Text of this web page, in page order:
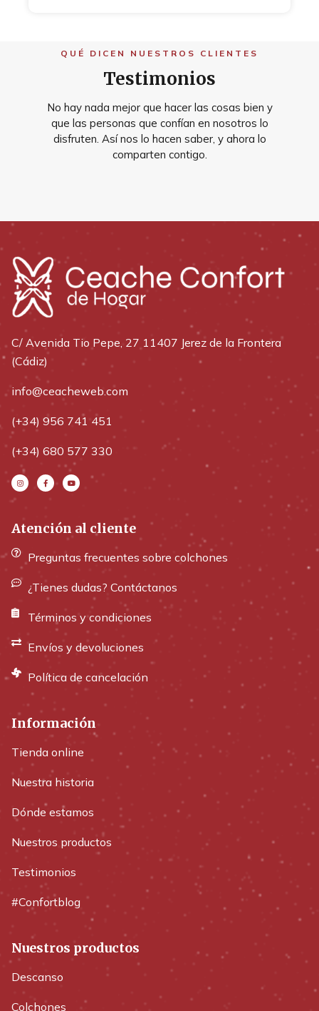
QUÉ DICEN NUESTROS CLIENTES
Testimonios
No hay nada mejor que hacer las cosas bien y
que las personas que confían en nosotros lo
disfruten. Así nos lo hacen saber, y ahora lo
comparten contigo.
C/ Avenida Tio Pepe, 27 11407 Jerez de la Frontera
(Cádiz)
info@ceacheweb.com
(+34) 956 741 451
(+34) 680 577 330
Atención al cliente
Preguntas frecuentes sobre colchones
¿Tienes dudas? Contáctanos
Términos y condiciones
Envíos y devoluciones
Política de cancelación
Información
Tienda online
Nuestra historia
Dónde estamos
Nuestros productos
Testimonios
#Confortblog
Nuestros productos
Descanso
Colchones